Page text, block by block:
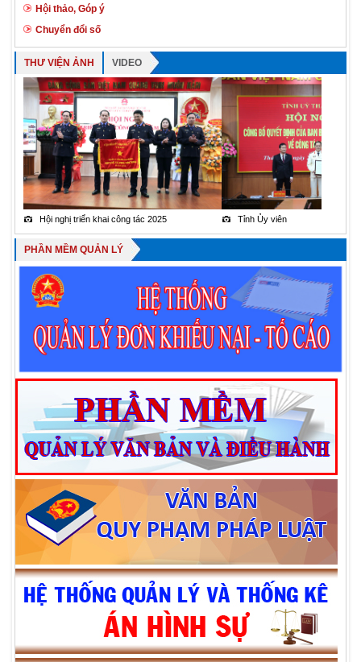
TBRKN vv tổ chức phiên toà trực tuyến.....VKSND và TAND
huyện Kiến Xương.pdf
Hội thảo, Góp ý
Chuyển đổi số
THƯ VIỆN ẢNH VIDEO
Hội nghị triển khai công tác 2025 Tỉnh Ủy viên
PHẦN MỀM QUẢN LÝ